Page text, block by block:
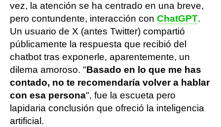
vez, la atención se ha centrado en una breve,
pero contundente, interacción con ChatGPT.
Un usuario de X (antes Twitter) compartió
públicamente la respuesta que recibió del
chatbot tras exponerle, aparentemente, un
dilema amoroso. "Basado en lo que me has
contado, no te recomendaría volver a hablar
con esa persona", fue la escueta pero
lapidaria conclusión que ofreció la inteligencia
artificial.